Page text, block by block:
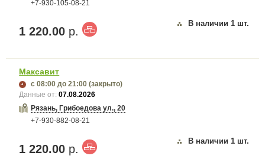
+7-930-105-08-21
1 220.00 р.
В наличии 1 шт.
Максавит
с 08:00 до 21:00 (закрыто)
Данные от:07.08.2026
Рязань, Грибоедова ул., 20
+7-930-882-08-21
1 220.00 р.
В наличии 1 шт.